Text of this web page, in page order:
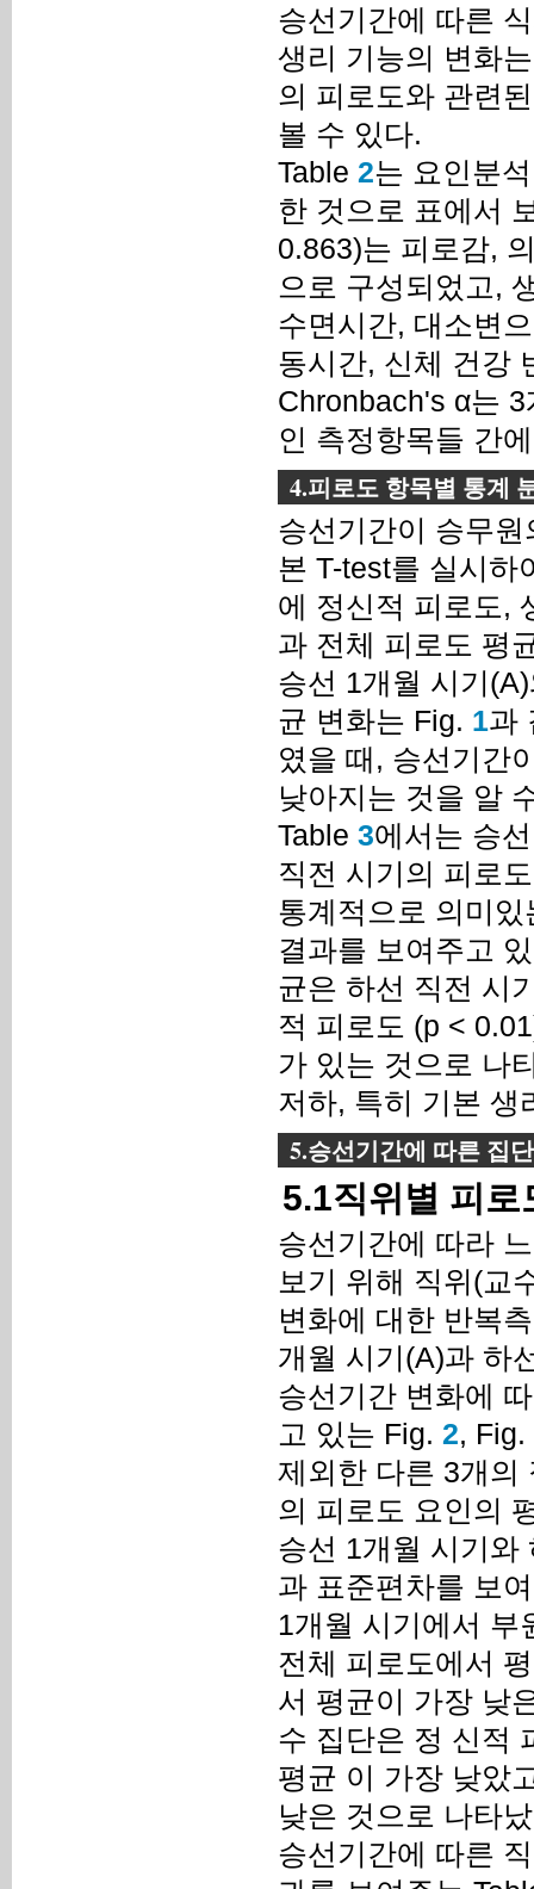
승선기간에 따른
생리 기능의 변화
의 피로도와 관련
볼 수 있다.
Table 2는 요인분
한 것으로 표에서
0.863)는 피로감,
으로 구성되었고,
수면시간, 대소변
동시간, 신체 건강
Chronbach's α는
인 측정항목들 간
4.피로도 항목별 통계
승선기간이 승무
본 T-test를 실시하
에 정신적 피로도,
과 전체 피로도 평
승선 1개월 시기
균 변화는 Fig. 1과
였을 때, 승선기간
낮아지는 것을 알
Table 3에서는 승
직전 시기의 피로
통계적으로 의미
결과를 보여주고
균은 하선 직전 시
적 피로도 (p <
가 있는 것으로 나
저하, 특히 기본 생
5.승선기간에 따른 집
5.1직위별 피로
승선기간에 따라
보기 위해 직위(교
변화에 대한 반복
개월 시기(A)과 하
승선기간 변화에
고 있는 Fig. 2, Fig.
제외한 다른 3개의
의 피로도 요인의
승선 1개월 시기와
과 표준편차를 보
1개월 시기에서 부
전체 피로도에서
서 평균이 가장 낮
수 집단은 정 신적
평균 이 가장 낮았
낮은 것으로 나타
승선기간에 따른